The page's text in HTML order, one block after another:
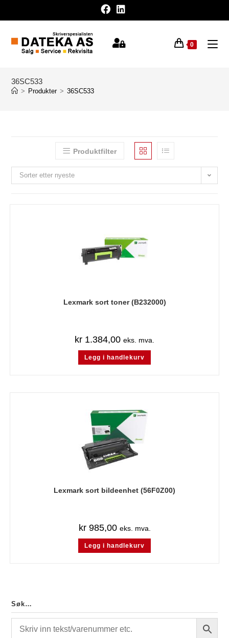
0
36SC533
> Produkter > 36SC533
Produktfilter
Sorter etter nyeste
Lexmark sort toner (B232000)
kr 1.384,00 eks. mva.
Legg i handlekurv
Lexmark sort bildeenhet (56F0Z00)
kr985,00 eks. mva.
Legg i handlekurv
Søk…